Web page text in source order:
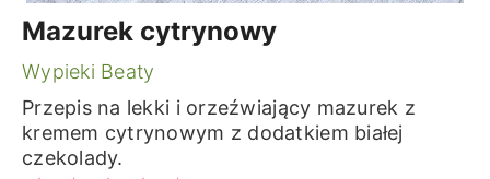
Mazurek cytrynowy
Wypieki Beaty
Przepis na lekki i orzeźwiający mazurek z
kremem cytrynowym z dodatkiem białej
czekolady.